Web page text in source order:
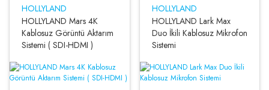
HOLLYLAND
HOLLYLAND Mars 4K
Kablosuz Görüntü Aktarım
Sistemi ( SDI-HDMI )
HOLLYLAND
HOLLYLAND Lark Max
Duo İkili Kablosuz Mikrofon
Sistemi